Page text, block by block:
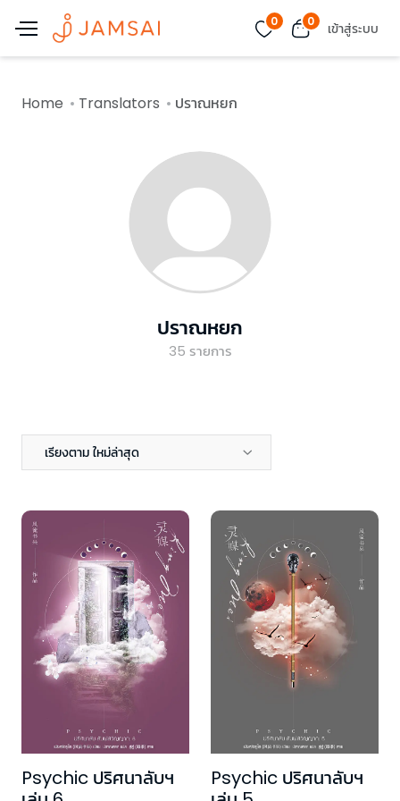
0 0 เข้าสู่ระบบ
Home Translators ปราณหยก
ปราณหยก
35 รายการ
เรียงตาม ใหม่ล่าสุด
Psychic ปริศนาลับฯ
Psychic ปริศนาลับฯ